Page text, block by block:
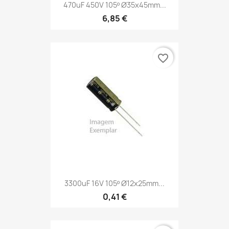
470uF 450V 105º Ø35x45mm...
6,85 €
3300uF 16V 105º Ø12x25mm...
0,41 €
favorite_border